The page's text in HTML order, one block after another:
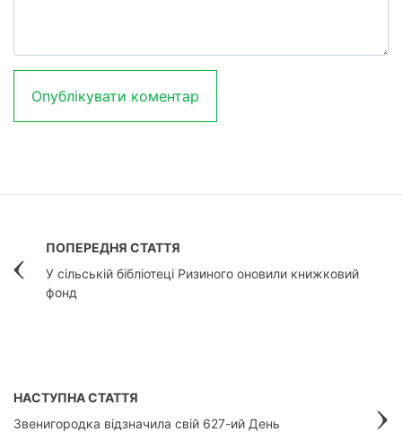
ПОПЕРЕДНЯ СТАТТЯ
У сільській бібліотеці Ризиного оновили книжковий
фонд
НАСТУПНА СТАТТЯ
Звенигородка відзначила свій 627-ий День